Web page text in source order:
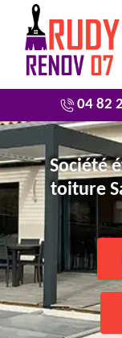
04 82
Société
toiture